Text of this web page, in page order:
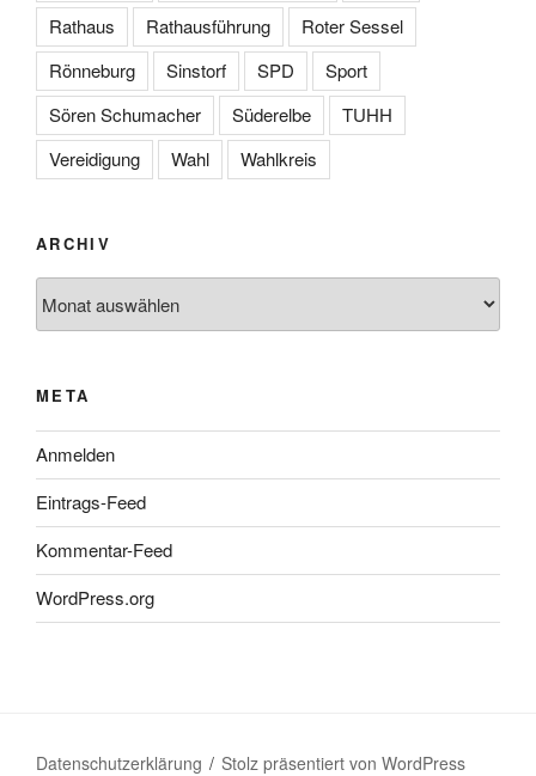
Rathaus
Rathausführung
Roter Sessel
Rönneburg
Sinstorf SPD
Sport
Sören Schumacher
Süderelbe
TUHH
Vereidigung
Wahl Wahlkreis
ARCHIV
META
Anmelden
Eintrags-Feed
Kommentar-Feed
WordPress.org
Datenschutzerklärung Stolz präsentiert von WordPress